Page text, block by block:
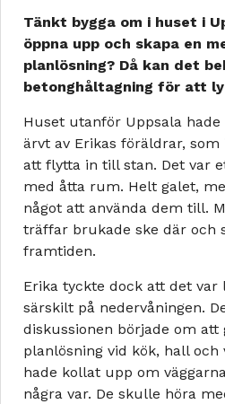
Tänkt bygga om i huset i
öppna upp och skapa en
planlösning? Då kan det
betonghåltagning för att
Huset utanför Uppsala hade
ärvt av Erikas föräldrar,
att flytta in till stan. Det var
med åtta rum. Helt galet,
något att använda dem till.
träffar brukade ske där och
framtiden.
Erika tyckte dock att det
särskilt på nedervåningen.
diskussionen började om att
planlösning vid kök, hall och
hade kollat upp om
några var. De skulle höra